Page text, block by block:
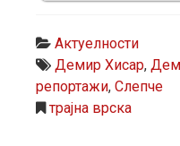
Актуелности
Демир Хисар,
репортажи, Слепче
трајна врска